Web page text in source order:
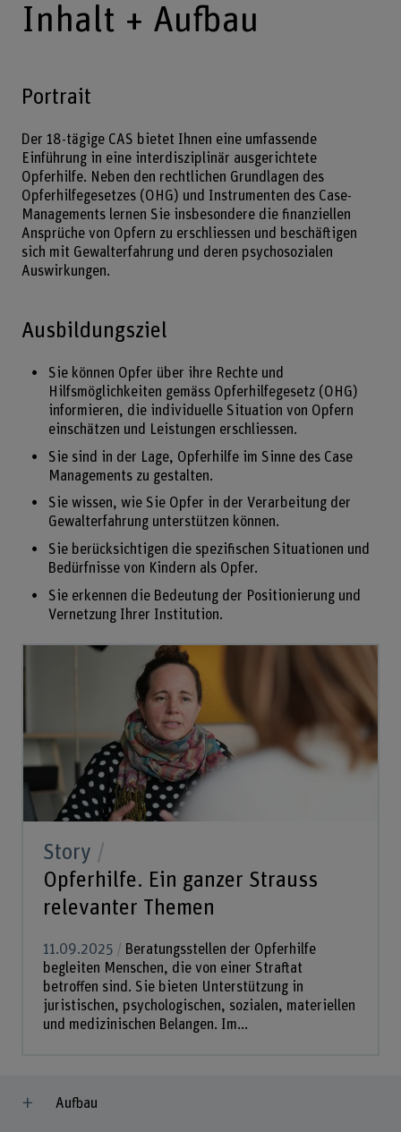
Inhalt + Aufbau
Portrait
Der 18-tägige CAS bietet Ihnen eine umfassende
Einführung in eine interdisziplinär ausgerichtete
Opferhilfe. Neben den rechtlichen Grundlagen des
Opferhilfegesetzes (OHG) und Instrumenten des Case-
Managements lernen Sie insbesondere die finanziellen
Ansprüche von Opfern zu erschliessen und beschäftigen
sich mit Gewalterfahrung und deren psychosozialen
Auswirkungen.
Ausbildungsziel
Sie können Opfer über ihre Rechte und
Hilfsmöglichkeiten gemäss Opferhilfegesetz (OHG)
informieren, die individuelle Situation von Opfern
einschätzen und Leistungen erschliessen.
Sie sind in der Lage, Opferhilfe im Sinne des Case
Managements zu gestalten.
Sie wissen, wie Sie Opfer in der Verarbeitung der
Gewalterfahrung unterstützen können.
Sie berücksichtigen die spezifischen Situationen und
Bedürfnisse von Kindern als Opfer.
Sie erkennen die Bedeutung der Positionierung und
Vernetzung Ihrer Institution.
Story
Opferhilfe. Ein ganzer Strauss
relevanter Themen
11.09.2025
Beratungsstellen der Opferhilfe
begleiten Menschen, die von einer Straftat
betroffen sind. Sie bieten Unterstützung in
juristischen, psychologischen, sozialen, materiellen
und medizinischen Belangen. Im...
Aufbau